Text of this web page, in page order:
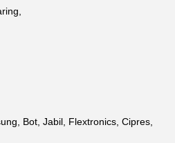
Bot, Jabil, Flextronics, Cipres,